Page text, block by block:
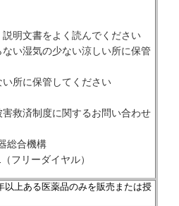
明文書をよく読んでください
い湿気の少ない涼しい所に保管
所に保管してください
害救済制度に関するお問い合わせ
総合機構
フリーダイヤル）
以上ある医薬品のみを販売または授